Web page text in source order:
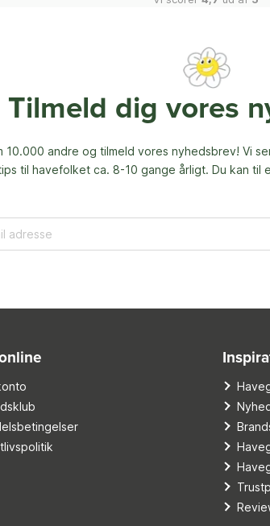
Tilmeld dig vores
10.000 andre og tilmeld vores nyhedsbrev! Vi
til havefolket ca. 8-10 gange årligt. Du kan til